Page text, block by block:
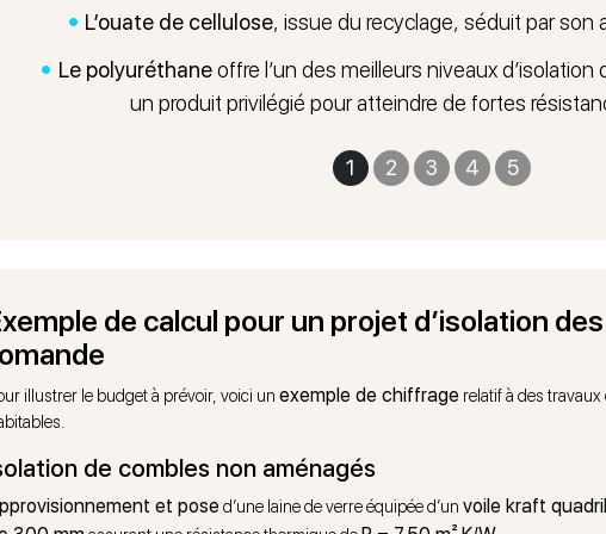
1 2 3 4 5
L’ouate de cellulose, issue du recyclage, séduit par son
Le polyuréthaneoffre l’un des meilleurs niveaux d’isolation
un produit privilégié pour atteindre de fortes
de calcul pour un projet d’isolation
illustrer le budget à prévoir, voici un exemple de chiffrage relatif à des travaux
de combles non aménagés
et pose d’une laine de verre équipée d’un voile kraft